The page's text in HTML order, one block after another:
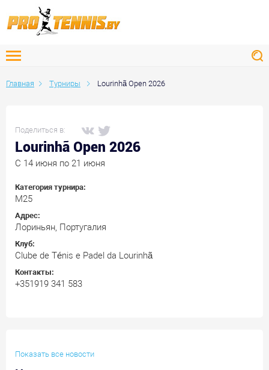
Главная Турниры Lourinhã Open 2026
Поделиться в:
Lourinhã Open 2026
C 14 июня по 21 июня
Категория турнира:
M25
Адрес:
Лориньян, Португалия
Клуб:
Clube de Ténis e Padel da Lourinhã
Контакты:
+351919 341 583
Показать все новости